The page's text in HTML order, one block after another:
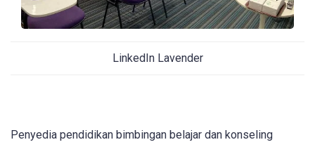
LinkedIn Lavender
Penyedia pendidikan bimbingan belajar dan konseling